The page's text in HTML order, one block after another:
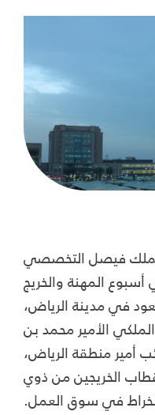
فيصل التخصصي
المهنة والخريج
في مدينة الرياض،
الأمير محمد بن
أمير منطقة الرياض،
الخريجين من ذوي
في سوق العمل.